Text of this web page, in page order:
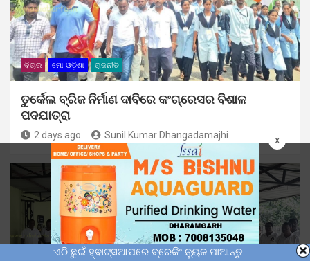
x
ବିଚାର ମୋ ଓଡ଼ିଶା ରାଜନୀତି
ତୁର୍କେଲ ବ୍ରିଜ ନିର୍ମାଣ ଦାବିରେ କଂଗ୍ରେସର ବିଶାଳ
ପଦଯାତ୍ରା
2 days ago Sunil Kumar Dhangadamajhi
ଏଠି ଛୁଇଁ ହ୍ଵାଟ୍ସଆପରେ ବ୍ରେକିଂ ନ୍ୟୁଜ ପାଆନ୍ତୁ